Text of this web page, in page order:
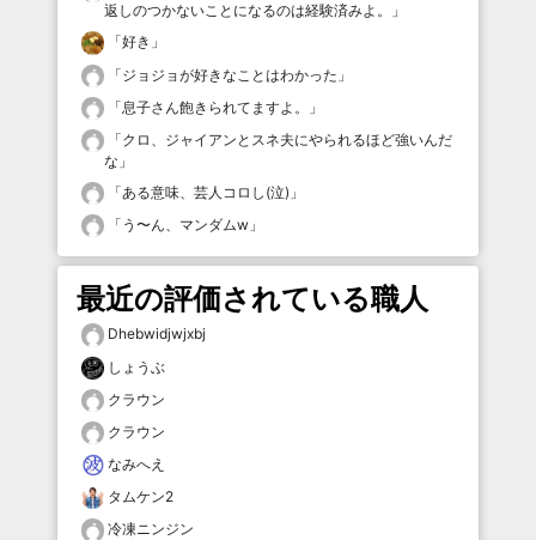
返しのつかないことになるのは経験済みよ。
」
「好き 」
「ジョジョが好きなことはわかった 」
「息子さん飽きられてますよ。
」
「クロ、ジャイアンとスネ夫にやられるほど強いんだ
な 」
「ある意味、芸人コロし(泣) 」
「 う〜ん、マンダムw 」
最近の評価されている職人
Dhebwidjwjxbj
しょうぶ
クラウン
クラウン
なみへえ
タムケン2
冷凍ニンジン